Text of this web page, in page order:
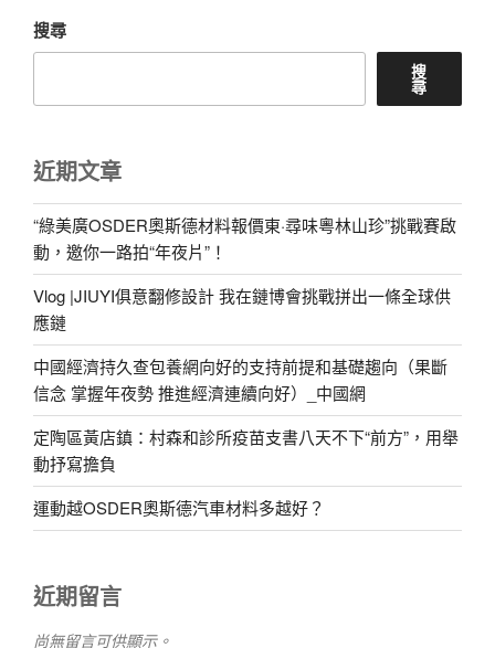
搜尋
搜
尋
近期文章
“綠美廣OSDER奧斯德材料報價東·尋味粵林山珍”挑戰賽啟
動，邀你一路拍“年夜片”！
Vlog |JIUYI俱意翻修設計 我在鏈博會挑戰拼出一條全球供
應鏈
中國經濟持久查包養網向好的支持前提和基礎趨向（果斷
信念 掌握年夜勢 推進經濟連續向好）_中國網
定陶區黃店鎮：村森和診所疫苗支書八天不下“前方”，用舉
動抒寫擔負
運動越OSDER奧斯德汽車材料多越好？
近期留言
尚無留言可供顯示。